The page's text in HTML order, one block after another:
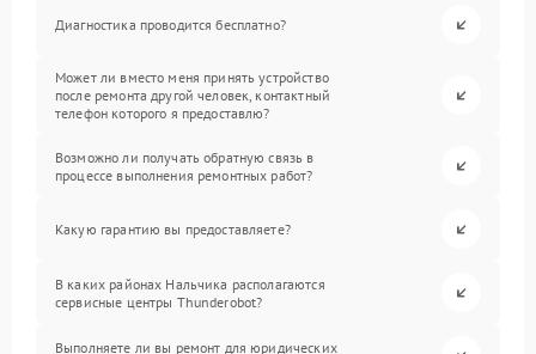
Диагностика проводится бесплатно?
Может ли вместо меня принять устройство
после ремонта другой человек, контактный
телефон которого я предоставлю?
Возможно ли получать обратную связь в
процессе выполнения ремонтных работ?
Какую гарантию вы предоставляете?
В каких районах Нальчика располагаются
сервисные центры Thunderobot?
Выполняете ли вы ремонт для юридических